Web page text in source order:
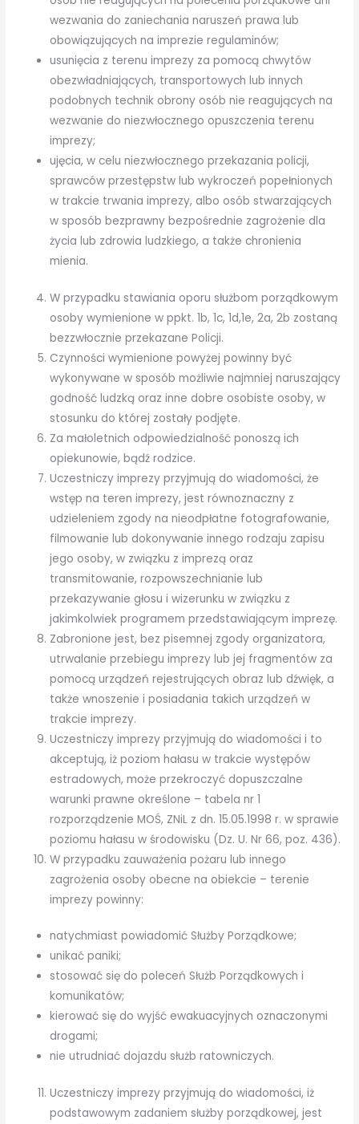
wezwania do zaniechania naruszeń prawa lub
obowiązujących na imprezie regulaminów;
usunięcia z terenu imprezy za pomocą chwytów
obezwładniających, transportowych lub innych
podobnych technik obrony osób nie reagujących na
wezwanie do niezwłocznego opuszczenia terenu
imprezy;
ujęcia, w celu niezwłocznego przekazania policji,
sprawców przestępstw lub wykroczeń popełnionych
w trakcie trwania imprezy, albo osób stwarzających
w sposób bezprawny bezpośrednie zagrożenie dla
życia lub zdrowia ludzkiego, a także chronienia
mienia.
W przypadku stawiania oporu służbom porządkowym
osoby wymienione w ppkt. 1b, 1c, 1d,1e, 2a, 2b zostaną
bezzwłocznie przekazane Policji.
Czynności wymienione powyżej powinny być
wykonywane w sposób możliwie najmniej naruszający
godność ludzką oraz inne dobre osobiste osoby, w
stosunku do której zostały podjęte.
Za małoletnich odpowiedzialność ponoszą ich
opiekunowie, bądź rodzice.
Uczestniczy imprezy przyjmują do wiadomości, że
wstęp na teren imprezy, jest równoznaczny z
udzieleniem zgody na nieodpłatne fotografowanie,
filmowanie lub dokonywanie innego rodzaju zapisu
jego osoby, w związku z imprezą oraz
transmitowanie, rozpowszechnianie lub
przekazywanie głosu i wizerunku w związku z
jakimkolwiek programem przedstawiającym imprezę.
Zabronione jest, bez pisemnej zgody organizatora,
utrwalanie przebiegu imprezy lub jej fragmentów za
pomocą urządzeń rejestrujących obraz lub dźwięk, a
także wnoszenie i posiadania takich urządzeń w
trakcie imprezy.
Uczestniczy imprezy przyjmują do wiadomości i to
akceptują, iż poziom hałasu w trakcie występów
estradowych, może przekroczyć dopuszczalne
warunki prawne określone – tabela nr 1
rozporządzenie MOŚ, ZNiL z dn. 15.05.1998 r. w sprawie
poziomu hałasu w środowisku (Dz. U. Nr 66, poz. 436).
W przypadku zauważenia pożaru lub innego
zagrożenia osoby obecne na obiekcie – terenie
imprezy powinny:
natychmiast powiadomić Służby Porządkowe;
unikać paniki;
stosować się do poleceń Służb Porządkowych i
komunikatów;
kierować się do wyjść ewakuacyjnych oznaczonymi
drogami;
nie utrudniać dojazdu służb ratowniczych.
Uczestniczy imprezy przyjmują do wiadomości, iż
podstawowym zadaniem służby porządkowej, jest